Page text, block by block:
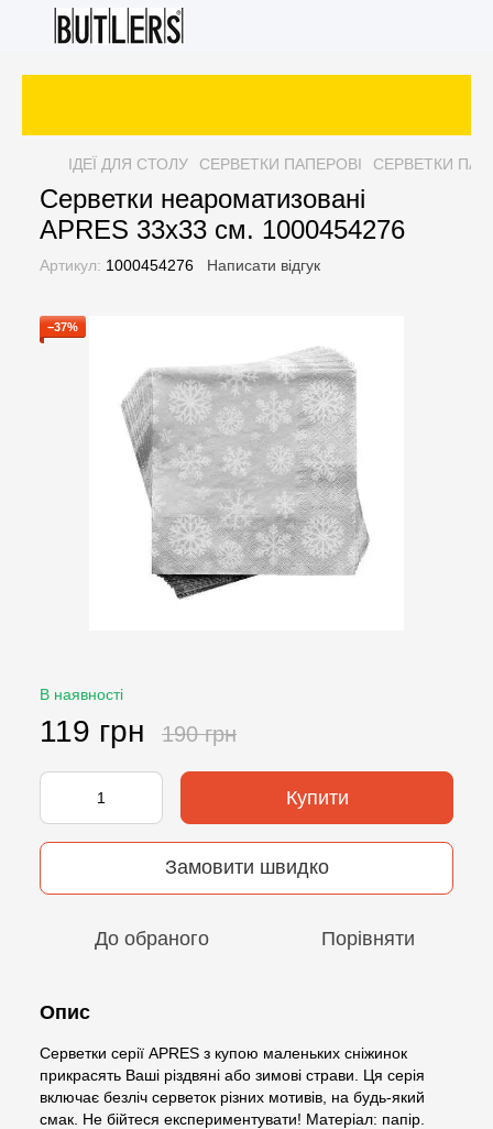
ІДЕЇ ДЛЯ СТОЛУ СЕРВЕТКИ ПАПЕРОВІ СЕРВЕТКИ
Серветки неароматизовані
APRES 33х33 см. 1000454276
Артикул: 1000454276 Написати відгук
−37%
В наявності
119 грн 190 грн
Купити
Замовити швидко
До обраного Порівняти
Опис
Серветки серії APRES з купою маленьких сніжинок
прикрасять Ваші різдвяні або зимові страви. Ця серія
включає безліч серветок різних мотивів, на будь-який
смак. Не бійтеся експериментувати! Матеріал: папір.